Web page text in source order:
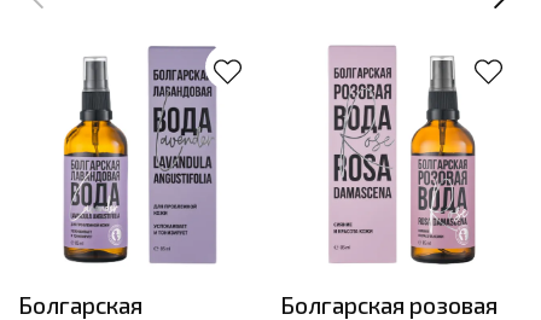
Болгарская
Болгарская розовая